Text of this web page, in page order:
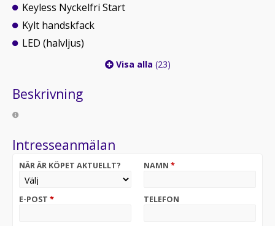
Keyless Nyckelfri Start
Kylt handskfack
LED (halvljus)
Visa alla (23)
Beskrivning
Intresseanmälan
NÄR ÄR KÖPET AKTUELLT? NAMN *
E-POST * TELEFON